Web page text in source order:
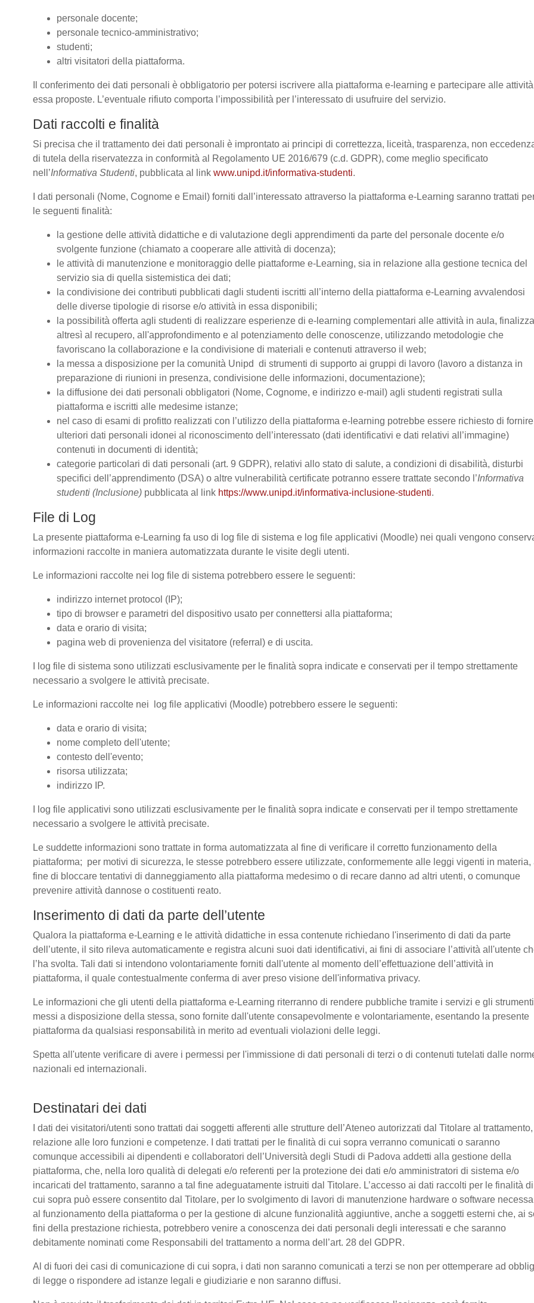
personale docente;
personale tecnico-amministrativo;
studenti;
altri visitatori della piattaforma.
Il conferimento dei dati personali è obbligatorio per potersi iscrivere alla piattaforma e-learning e partecipare alle
essa proposte. L’eventuale rifiuto comporta l’impossibilità per l’interessato di usufruire del servizio.
Dati raccolti e finalità
Si precisa che il trattamento dei dati personali è improntato ai principi di correttezza, liceità, trasparenza, non
di tutela della riservatezza in conformità al Regolamento UE 2016/679 (c.d. GDPR), come meglio specificato
nell’Informativa Studenti, pubblicata al link www.unipd.it/informativa-studenti.
I dati personali (Nome, Cognome e Email) forniti dall’interessato attraverso la piattaforma e-Learning saranno trattati
le seguenti finalità:
la gestione delle attività didattiche e di valutazione degli apprendimenti da parte del personale docente e/o
svolgente funzione (chiamato a cooperare alle attività di docenza);
le attività di manutenzione e monitoraggio delle piattaforme e-Learning, sia in relazione alla gestione tecnica del
servizio sia di quella sistemistica dei dati;
la condivisione dei contributi pubblicati dagli studenti iscritti all’interno della piattaforma e-Learning avvalendosi
delle diverse tipologie di risorse e/o attività in essa disponibili;
la possibilità offerta agli studenti di realizzare esperienze di e-learning complementari alle attività in aula,
altresì al recupero, all'approfondimento e al potenziamento delle conoscenze, utilizzando metodologie che
favoriscano la collaborazione e la condivisione di materiali e contenuti attraverso il web;
la messa a disposizione per la comunità Unipd di strumenti di supporto ai gruppi di lavoro (lavoro a distanza in
preparazione di riunioni in presenza, condivisione delle informazioni, documentazione);
la diffusione dei dati personali obbligatori (Nome, Cognome, e indirizzo e-mail) agli studenti registrati sulla
piattaforma e iscritti alle medesime istanze;
nel caso di esami di profitto realizzati con l’utilizzo della piattaforma e-learning potrebbe essere richiesto di fornire
ulteriori dati personali idonei al riconoscimento dell’interessato (dati identificativi e dati relativi all’immagine)
contenuti in documenti di identità;
categorie particolari di dati personali (art. 9 GDPR), relativi allo stato di salute, a condizioni di disabilità, disturbi
specifici dell’apprendimento (DSA) o altre vulnerabilità certificate potranno essere trattate secondo l’Informativa
studenti (Inclusione) pubblicata al link https://www.unipd.it/informativa-inclusione-studenti.
File di Log
La presente piattaforma e-Learning fa uso di log file di sistema e log file applicativi (Moodle) nei quali vengono
informazioni raccolte in maniera automatizzata durante le visite degli utenti.
Le informazioni raccolte nei log file di sistema potrebbero essere le seguenti:
indirizzo internet protocol (IP);
tipo di browser e parametri del dispositivo usato per connettersi alla piattaforma;
data e orario di visita;
pagina web di provenienza del visitatore (referral) e di uscita.
I log file di sistema sono utilizzati esclusivamente per le finalità sopra indicate e conservati per il tempo strettamente
necessario a svolgere le attività precisate.
Le informazioni raccolte nei log file applicativi (Moodle) potrebbero essere le seguenti:
data e orario di visita;
nome completo dell'utente;
contesto dell'evento;
risorsa utilizzata;
indirizzo IP.
I log file applicativi sono utilizzati esclusivamente per le finalità sopra indicate e conservati per il tempo strettamente
necessario a svolgere le attività precisate.
Le suddette informazioni sono trattate in forma automatizzata al fine di verificare il corretto funzionamento della
piattaforma; per motivi di sicurezza, le stesse potrebbero essere utilizzate, conformemente alle leggi vigenti in materia,
fine di bloccare tentativi di danneggiamento alla piattaforma medesimo o di recare danno ad altri utenti, o comunque
prevenire attività dannose o costituenti reato.
Inserimento di dati da parte dell’utente
Qualora la piattaforma e-Learning e le attività didattiche in essa contenute richiedano l'inserimento di dati da parte
dell’utente, il sito rileva automaticamente e registra alcuni suoi dati identificativi, ai fini di associare l’attività all'utente
l’ha svolta. Tali dati si intendono volontariamente forniti dall'utente al momento dell’effettuazione dell’attività in
piattaforma, il quale contestualmente conferma di aver preso visione dell'informativa privacy.
Le informazioni che gli utenti della piattaforma e-Learning riterranno di rendere pubbliche tramite i servizi e gli strumenti
messi a disposizione della stessa, sono fornite dall'utente consapevolmente e volontariamente, esentando la presente
piattaforma da qualsiasi responsabilità in merito ad eventuali violazioni delle leggi.
Spetta all'utente verificare di avere i permessi per l'immissione di dati personali di terzi o di contenuti tutelati dalle
nazionali ed internazionali.
Destinatari dei dati
I dati dei visitatori/utenti sono trattati dai soggetti afferenti alle strutture dell’Ateneo autorizzati dal Titolare al
relazione alle loro funzioni e competenze. I dati trattati per le finalità di cui sopra verranno comunicati o saranno
comunque accessibili ai dipendenti e collaboratori dell’Università degli Studi di Padova addetti alla gestione della
piattaforma, che, nella loro qualità di delegati e/o referenti per la protezione dei dati e/o amministratori di sistema e/o
incaricati del trattamento, saranno a tal fine adeguatamente istruiti dal Titolare. L’accesso ai dati raccolti per le finalità di
cui sopra può essere consentito dal Titolare, per lo svolgimento di lavori di manutenzione hardware o software
al funzionamento della piattaforma o per la gestione di alcune funzionalità aggiuntive, anche a soggetti esterni che, ai
fini della prestazione richiesta, potrebbero venire a conoscenza dei dati personali degli interessati e che saranno
debitamente nominati come Responsabili del trattamento a norma dell’art. 28 del GDPR.
Al di fuori dei casi di comunicazione di cui sopra, i dati non saranno comunicati a terzi se non per ottemperare ad
di legge o rispondere ad istanze legali e giudiziarie e non saranno diffusi.